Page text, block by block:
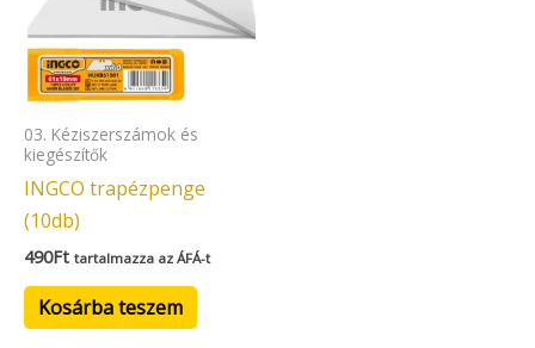
03. Kéziszerszámok és
kiegészítők
INGCO trapézpenge
(10db)
490Ft tartalmazza az ÁFÁ-t
Kosárba teszem